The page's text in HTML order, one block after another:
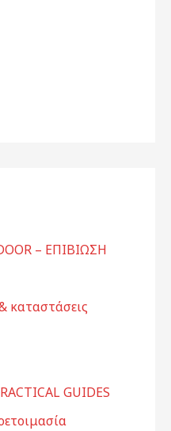
– ΕΠΙΒΙΩΣΗ
καταστάσεις
GUIDES